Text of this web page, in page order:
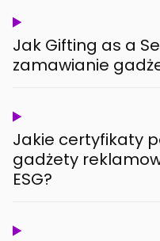
Jak Gifting as a
zamawianie
Jakie certyfikaty
gadżety
ESG?